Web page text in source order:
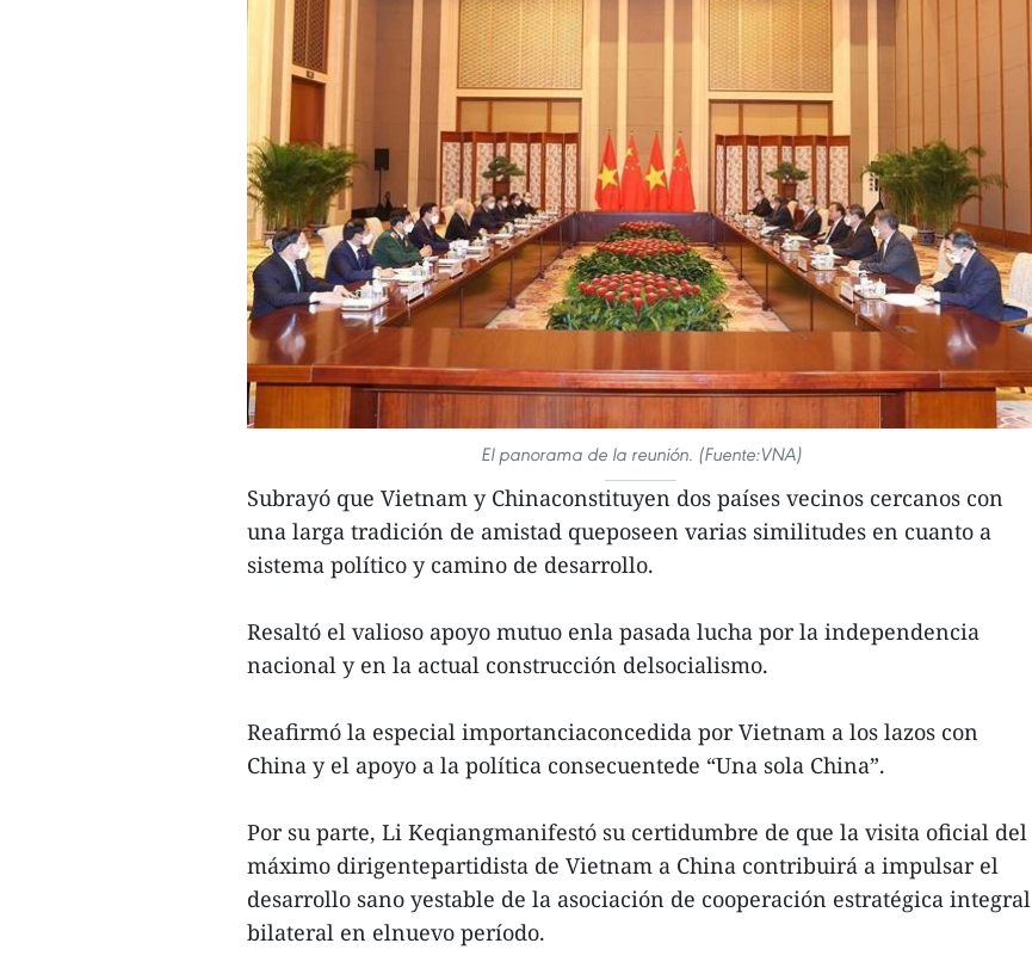
El panorama de la reunión. (Fuente:VNA)
Subrayó que Vietnam y Chinaconstituyen dos países vecinos cercanos con
una larga tradición de amistad queposeen varias similitudes en cuanto a
sistema político y camino de desarrollo.
Resaltó el valioso apoyo mutuo enla pasada lucha por la independencia
nacional y en la actual construcción delsocialismo.
Reafirmó la especial importanciaconcedida por Vietnam a los lazos con
China y el apoyo a la política consecuentede “Una sola China”.
Por su parte, Li Keqiangmanifestó su certidumbre de que la visita oficial del
máximo dirigentepartidista de Vietnam a China contribuirá a impulsar el
desarrollo sano yestable de la asociación de cooperación estratégica integral
bilateral en elnuevo período.